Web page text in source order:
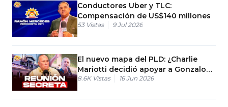
Conductores Uber y TLC:
Compensación de US$140 millones
53 Vistas 9 Jul 2026
El nuevo mapa del PLD: ¿Charlie
Mariotti decidió apoyar a Gonzalo
Castillo?
8.6K Vistas 16 Jun 2026